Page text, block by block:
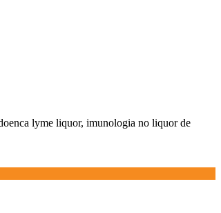
lyme liquor, imunologia no liquor de